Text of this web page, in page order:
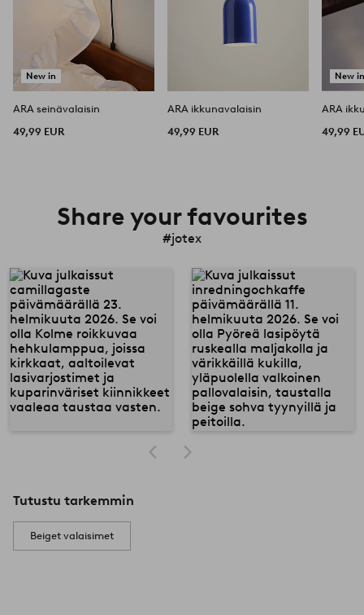
New in
ARA seinävalaisin
49,99 EUR
ARA ikkunavalaisin
49,99 EUR
New
ARA
49,99
Share your favourites
#jotex
Tutustu tarkemmin
Beiget valaisimet